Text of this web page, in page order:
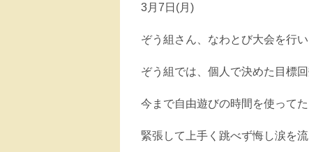
3月7日(月)
ぞう組さん、なわとび大会を行い
ぞう組では、個人で決めた目標
今まで自由遊びの時間を使って
緊張して上手く跳べず悔し涙を